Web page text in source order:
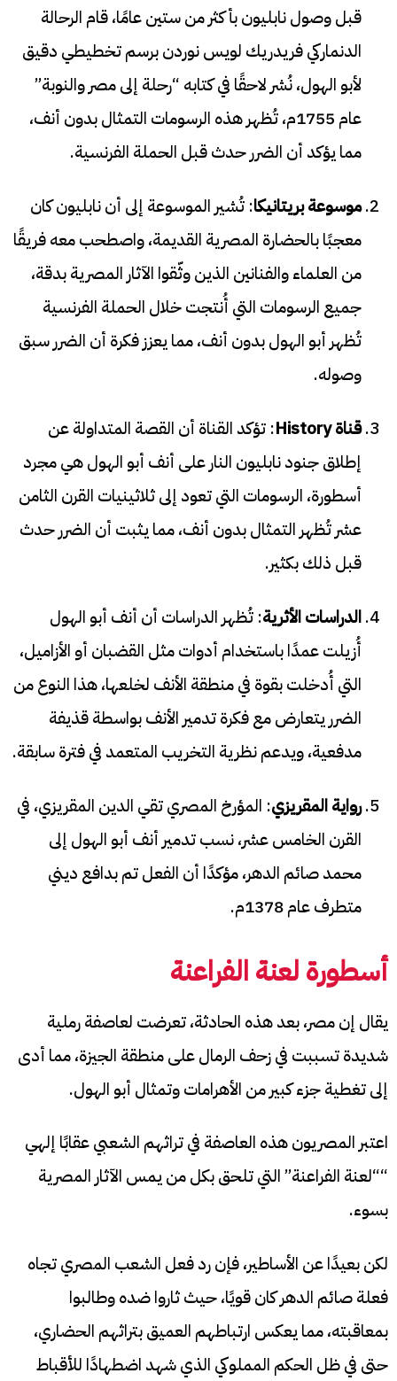
قبل وصول نابليون بأكثر من ستين عامًا، قام الرحالة
الدنماركي فريدريك لويس نوردن برسم تخطيطي دقيق
لأبو الهول، نُشر لاحقًا في كتابه “رحلة إلى مصر والنوبة”
عام 1755م، تُظهر هذه الرسومات التمثال بدون أنف،
مما يؤكد أن الضرر حدث قبل الحملة الفرنسية.
موسوعة بريتانيكا: تُشير الموسوعة إلى أن نابليون كان
معجبًا بالحضارة المصرية القديمة، واصطحب معه فريقًا
من العلماء والفنانين الذين وثّقوا الآثار المصرية بدقة،
جميع الرسومات التي أُنتجت خلال الحملة الفرنسية
تُظهر أبو الهول بدون أنف، مما يعزز فكرة أن الضرر سبق
وصوله.
قناة History
: تؤكد القناة أن القصة المتداولة عن
إطلاق جنود نابليون النار على أنف أبو الهول هي مجرد
أسطورة، الرسومات التي تعود إلى ثلاثينيات القرن الثامن
عشر تُظهر التمثال بدون أنف، مما يثبت أن الضرر حدث
قبل ذلك بكثير.
الدراسات الأثرية: تُظهر الدراسات أن أنف أبو الهول
أُزيلت عمدًا باستخدام أدوات مثل القضبان أو الأزاميل،
التي أُدخلت بقوة في منطقة الأنف لخلعها، هذا النوع من
الضرر يتعارض مع فكرة تدمير الأنف بواسطة قذيفة
مدفعية، ويدعم نظرية التخريب المتعمد في فترة سابقة.
رواية المقريزي: المؤرخ المصري تقي الدين المقريزي، في
القرن الخامس عشر، نسب تدمير أنف أبو الهول إلى
محمد صائم الدهر، مؤكدًا أن الفعل تم بدافع ديني
متطرف عام 1378م.
أسطورة لعنة الفراعنة
يقال إن مصر، بعد هذه الحادثة، تعرضت لعاصفة رملية
شديدة تسببت في زحف الرمال على منطقة الجيزة، مما أدى
إلى تغطية جزء كبير من الأهرامات وتمثال أبو الهول.
اعتبر المصريون هذه العاصفة في تراثهم الشعبي عقابًا إلهي
““لعنة الفراعنة” التي تلحق بكل من يمس الآثار المصرية
بسوء.
لكن بعيدًا عن الأساطير، فإن رد فعل الشعب المصري تجاه
فعلة صائم الدهر كان قويًا، حيث ثاروا ضده وطالبوا
بمعاقبته، مما يعكس ارتباطهم العميق بتراثهم الحضاري،
حتى في ظل الحكم المملوكي الذي شهد اضطهادًا للأقباط